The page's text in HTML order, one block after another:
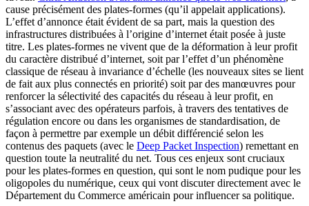
cause précisément des plates-formes (qu’il appelait applications).
L’effet d’annonce était évident de sa part, mais la question des
infrastructures distribuées à l’origine d’internet était posée à juste
titre. Les plates-formes ne vivent que de la déformation à leur profit
du caractère distribué d’internet, soit par l’effet d’un phénomène
classique de réseau à invariance d’échelle (les nouveaux sites se lient
de fait aux plus connectés en priorité) soit par des manœuvres pour
renforcer la sélectivité des capacités du réseau à leur profit, en
s’associant avec des opérateurs parfois, à travers des tentatives de
régulation encore ou dans les organismes de standardisation, de
façon à permettre par exemple un débit différencié selon les
contenus des paquets (avec le Deep Packet Inspection) remettant en
question toute la neutralité du net. Tous ces enjeux sont cruciaux
pour les plates-formes en question, qui sont le nom pudique pour les
oligopoles du numérique, ceux qui vont discuter directement avec le
Département du Commerce américain pour influencer sa politique.